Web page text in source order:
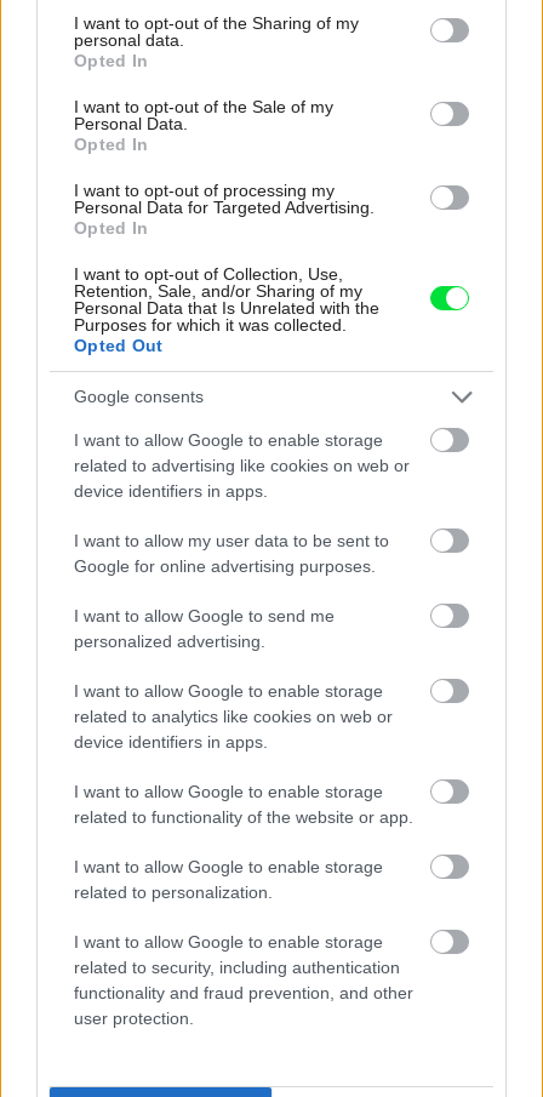
not limited to your visit or usage behaviour. You may click to
grant or deny consent to Google and its third-party tags to
use your data for below specified purposes in below Google
consent section.
I want to opt-out of the Sharing of my
personal data.
Opted In
I want to opt-out of the Sale of my
Personal Data.
Opted In
I want to opt-out of processing my
Personal Data for Targeted Advertising.
Opted In
I want to opt-out of Collection, Use,
Retention, Sale, and/or Sharing of my
Personal Data that Is Unrelated with the
Purposes for which it was collected.
Opted Out
Google consents
I want to allow Google to enable storage
related to advertising like cookies on web or
device identifiers in apps.
I want to allow my user data to be sent to
Google for online advertising purposes.
I want to allow Google to send me
personalized advertising.
I want to allow Google to enable storage
related to analytics like cookies on web or
device identifiers in apps.
I want to allow Google to enable storage
related to functionality of the website or app.
I want to allow Google to enable storage
related to personalization.
I want to allow Google to enable storage
related to security, including authentication
functionality and fraud prevention, and other
user protection.
Deti odrástli, rodičia majú bývanie presne podľa
seba. V novom dome je všetko pre ich život i
návštevy vnúčat
K bytu ladili aj škáry v obklade. Majitelia zbúrali
stereotyp, bývanie vyzerá ako z filmov svojského
Žije pri lese, chová sliepky a uspáva ju rieka.
Miestni remeselníci vytvorili bývanie, ktoré vyzerá
ako malý raj
Kedysi boli veľkým trendom, dnes sa im radšej
vyhnite. Týchto 7 vecí robí vašu obývačku
zastaralou
V dome v lese vyriešili známy problém. Dvaja
majitelia v ňom majú dosť súkromia aj miesto pre
spoločný čas
Inšpirácie
jedáleň ,kov,červená